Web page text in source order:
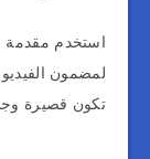
استخدم مقدمة
لمضمون
تكون قصيرة